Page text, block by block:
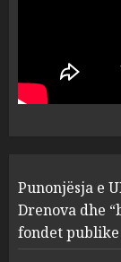
2
3
Punonjësja e
Drenova dhe
fondet